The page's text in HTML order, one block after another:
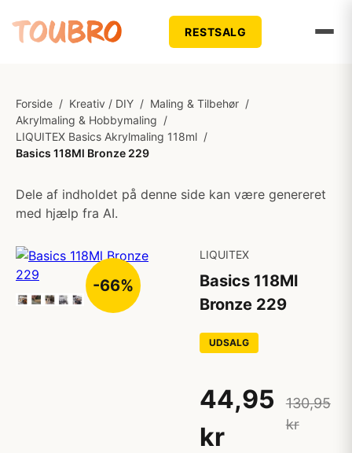
RESTSALG
Forside / Kreativ / DIY / Maling & Tilbehør /
Akrylmaling & Hobbymaling /
LIQUITEX Basics Akrylmaling 118ml /
Basics 118Ml Bronze 229
Dele af indholdet på denne side kan være genereret
med hjælp fra AI.
-66%
LIQUITEX
Basics 118Ml
Bronze 229
UDSALG
44,95
kr
130,95
kr